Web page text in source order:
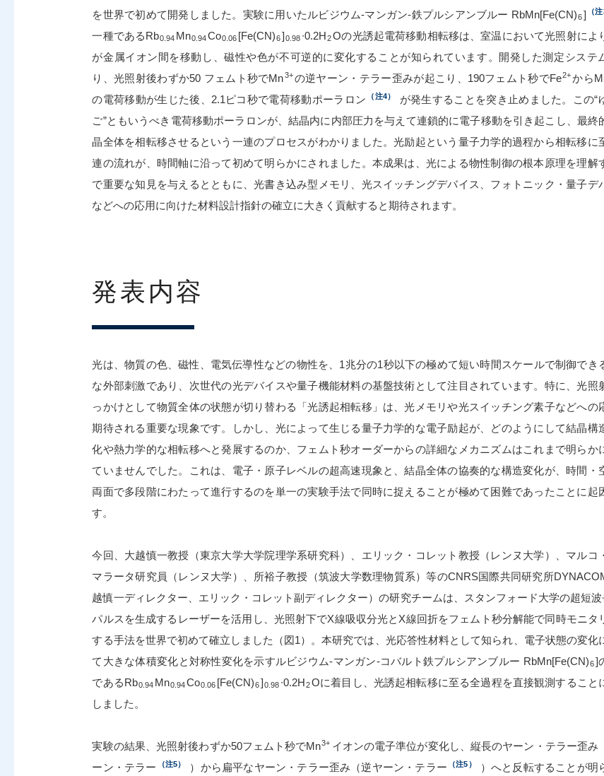
を世界で初めて開発しました。実験に用いたルビジウム-マンガン-鉄プルシアンブルー RbMn[Fe(CN)6] （注
一種であるRb0.94 Mn0.94Co0.06 [Fe(CN)6]0.98 ∙0.2H2Oの光誘起電荷移動相転移は、室温において光照射によ
が金属イオン間を移動し、磁性や色が不可逆的に変化することが知られています。開発した測定システ
り、光照射後わずか50 フェムト秒でMn3+ の逆ヤーン・テラー歪みが起こり、190フェムト秒でFe2+から
の電荷移動が生じた後、2.1ピコ秒で電荷移動ポーラロン
（注4）
が発生することを突き止めました。この“
ご”ともいうべき電荷移動ポーラロンが、結晶内に内部圧力を与えて連鎖的に電子移動を引き起こし、最終
晶全体を相転移させるという一連のプロセスがわかりました。光励起という量子力学的過程から相転移に
連の流れが、時間軸に沿って初めて明らかにされました。本成果は、光による物性制御の根本原理を理解
で重要な知見を与えるとともに、光書き込み型メモリ、光スイッチングデバイス、フォトニック・量子デ
などへの応用に向けた材料設計指針の確立に大きく貢献すると期待されます。
発表内容
光は、物質の色、磁性、電気伝導性などの物性を、1兆分の1秒以下の極めて短い時間スケールで制御でき
な外部刺激であり、次世代の光デバイスや量子機能材料の基盤技術として注目されています。特に、光照
っかけとして物質全体の状態が切り替わる「光誘起相転移」は、光メモリや光スイッチング素子などへの
期待される重要な現象です。しかし、光によって生じる量子力学的な電子励起が、どのようにして結晶構
化や熱力学的な相転移へと発展するのか、フェムト秒オーダーからの詳細なメカニズムはこれまで明らか
ていませんでした。これは、電子・原子レベルの超高速現象と、結晶全体の協奏的な構造変化が、時間・
両面で多段階にわたって進行するのを単一の実験手法で同時に捉えることが極めて困難であったことに起
す。
今回、大越慎一教授（東京大学大学院理学系研究科）、エリック・コレット教授（レンヌ大学）、マルコ
マラータ研究員（レンヌ大学）、所裕子教授（筑波大学数理物質系）等のCNRS国際共同研究所
越慎一ディレクター、エリック・コレット副ディレクター）の研究チームは、スタンフォード大学の超短波
パルスを生成するレーザーを活用し、光照射下でX線吸収分光とX線回折をフェムト秒分解能で同時モニタ
する手法を世界で初めて確立しました（図1）。本研究では、光応答性材料として知られ、電子状態の変化
て大きな体積変化と対称性変化を示すルビジウム-マンガン-コバルト鉄プルシアンブルー RbMn[Fe(CN)6 ]
であるRb0.94 Mn0.94Co0.06 [Fe(CN)6]0.98 ∙0.2H2Oに着目し、光誘起相転移に至る全過程を直接観測すること
しました。
実験の結果、光照射後わずか50フェムト秒でMn3+ イオンの電子準位が変化し、縦長のヤーン・テラー歪み
ーン・テラー
（注5） ）から扁平なヤーン・テラー歪み（逆ヤーン・テラー （注5） ）へと反転することが明